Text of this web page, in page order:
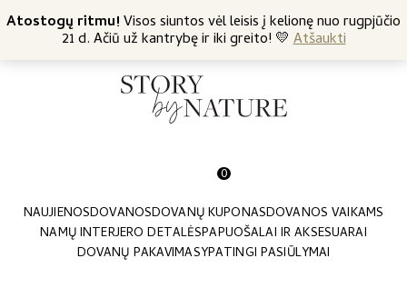
Atostogų ritmu!Visos siuntos vėl leisis į kelionę nuo rugpjūčio
21 d. Ačiū už kantrybę ir iki greito! 💛Atšaukti
Nemokamas siuntimas nuo 45 Eur +370 682 57369
0
NAUJIENOSDOVANOSDOVANŲ KUPONASDOVANOS VAIKAMS
NAMŲ INTERJERO DETALĖSPAPUOŠALAI IR AKSESUARAI
DOVANŲ PAKAVIMASYPATINGI PASIŪLYMAI